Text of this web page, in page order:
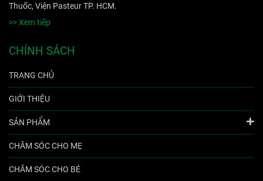
Thuốc, Viện Pasteur TP. HCM.
>> Xem tiếp
CHÍNH SÁCH
TRANG CHỦ
GIỚI THIỆU
SẢN PHẨM
CHĂM SÓC CHO MẸ
CHĂM SÓC CHO BÉ